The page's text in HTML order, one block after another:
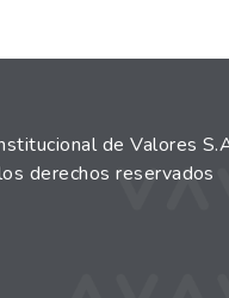
de Valores
derechos reservados